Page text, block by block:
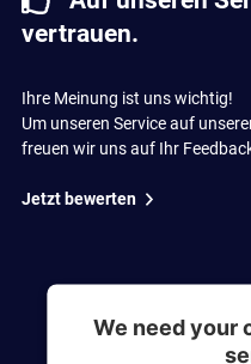
vertrauen.
Ihre Meinung ist uns wichtig!
Um unseren Service auf
freuen wir uns auf Ihr
Jetzt bewerten
We need your